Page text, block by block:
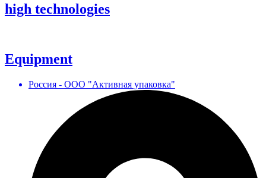
high technologies
Equipment
Россия - ООО "Активная упаковка"